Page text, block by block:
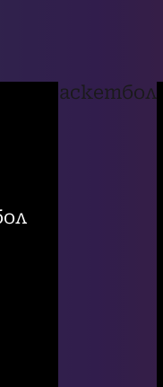
баскетбол